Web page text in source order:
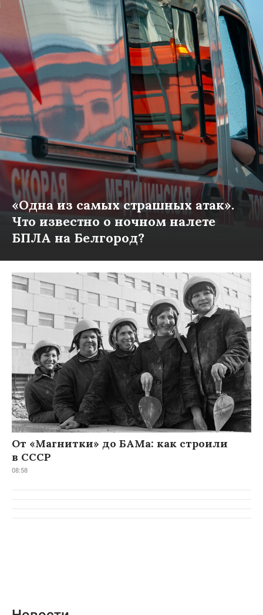
«Одна из самых страшных атак».
Что известно о ночном налете
БПЛА на Белгород?
От «Магнитки» до БАМа: как строили
в СССР
08:58